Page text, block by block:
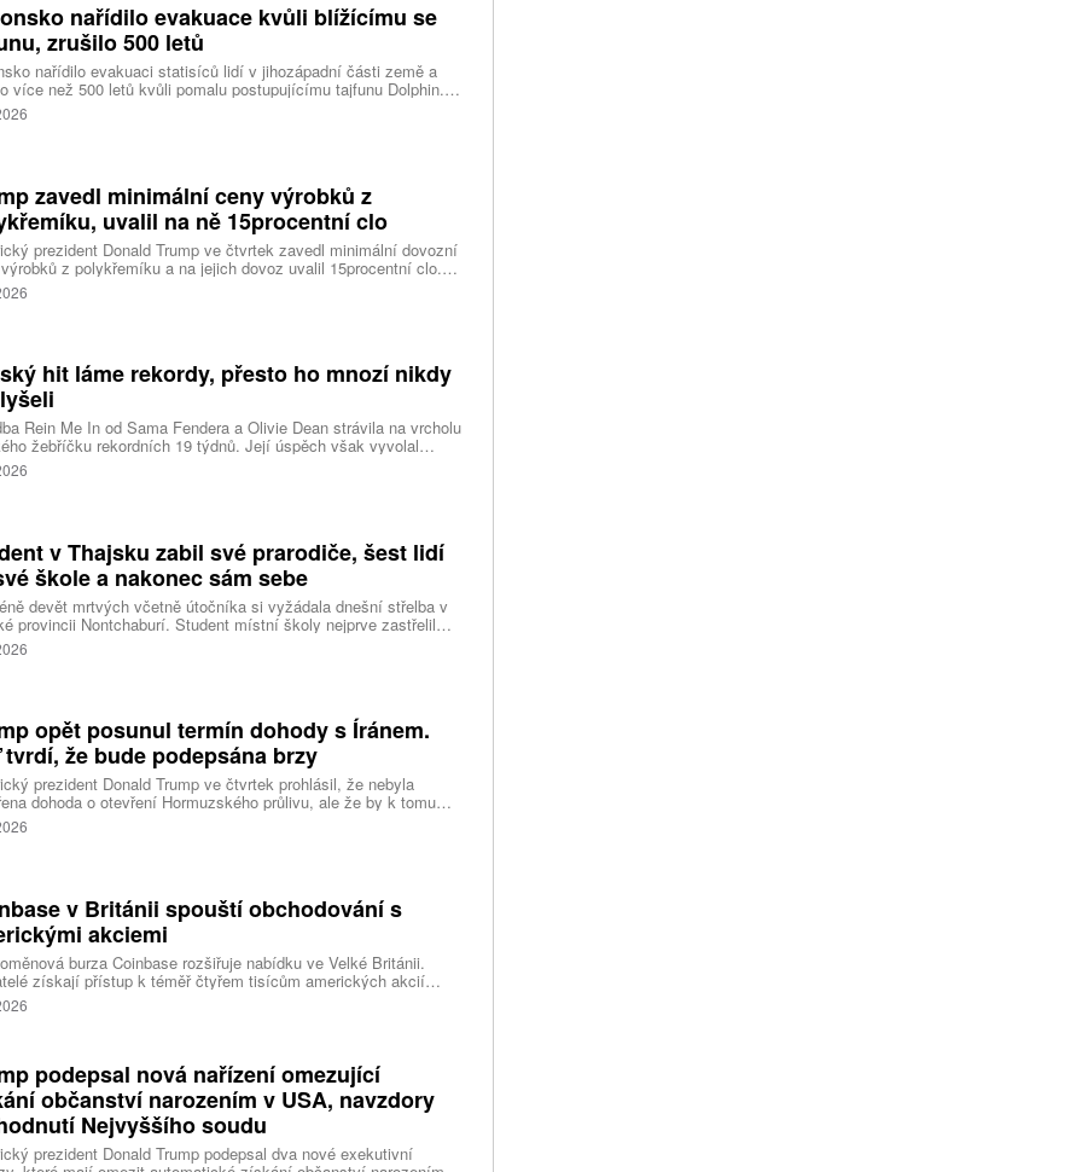
nařídilo evakuace kvůli blížícímu se
zrušilo 500 letů
nařídilo evakuaci statisíců lidí v jihozápadní části země a
více než 500 letů kvůli pomalu postupujícímu tajfunu Dolphin.
meteorologů přinese tajfun do oblasti silný vítr, prudký déšť a
vlny, píše agentura Reuters. Dolphin je tajfunem první, tedy
meteorologická agentura (JMA).
zavedl minimální ceny výrobků z
uvalil na ně 15procentní clo
prezident Donald Trump ve čtvrtek zavedl minimální dovozní
z polykřemíku a na jejich dovoz uvalil 15procentní clo.
se používá při výrobě polovodičů a je hlavní složkou
panelů, jeho největším světovým producentem je Čína.
Reuters.
hit láme rekordy, přesto ho mnozí nikdy
Rein Me In od Sama Fendera a Olivie Dean strávila na vrcholu
žebříčku rekordních 19 týdnů. Její úspěch však vyvolal
reakci. Řada lidí tvrdí, že píseň nikdy neslyšela. Hudební
totiž rozdělil do menších skupin, které poslouchají úplně jiné
v Thajsku zabil své prarodiče, šest lidí
škole a nakonec sám sebe
devět mrtvých včetně útočníka si vyžádala dnešní střelba v
provincii Nontchaburí. Student místní školy nejprve zastřelil
svého dědečka oba prarodiče a pak se vydal do školy, kde zabil
a tři žáky, dalších 15 lidí zranil a nakonec spáchal
opět posunul termín dohody s Íránem.
tvrdí, že bude podepsána brzy
prezident Donald Trump ve čtvrtek prohlásil, že nebyla
dohoda o otevření Hormuzského průlivu, ale že by k tomu
dojít brzy. Írán je mezitím nadosah dohody o tranzitu v úžině
která může pro Trumpa představovat problém.
v Británii spouští obchodování s
akciemi
burza Coinbase rozšiřuje nabídku ve Velké Británii.
získají přístup k téměř čtyřem tisícům amerických akcií
v aplikaci, ve které spravují kryptoměny a běžné peníze.
podepsal nová nařízení omezující
občanství narozením v USA, navzdory
Nejvyššího soudu
prezident Donald Trump podepsal dva nové exekutivní